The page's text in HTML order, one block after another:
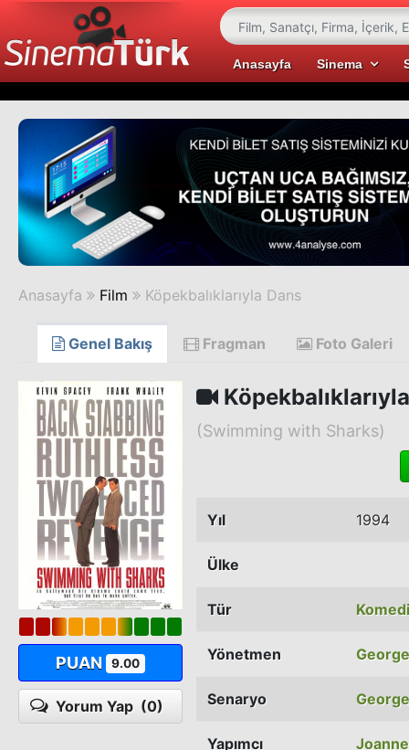
Anasayfa Sinema
Anasayfa Film Köpekbalıklarıyla Dans
Genel Bakış Fragman Foto Galeri
PUAN 9.00
Yorum Yap (0)
(Swimming with Sharks)
Yıl 1994
Ülke
Tür Komedi
Yönetmen
Senaryo
Yapımcı